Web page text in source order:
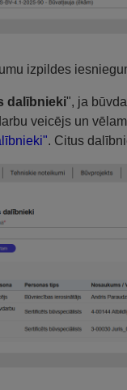
izpildes
dalībnieki", ja
veicējs un
. Citus